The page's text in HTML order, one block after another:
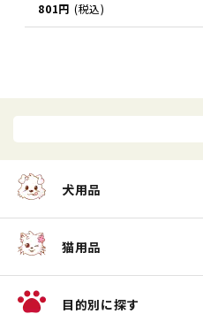
801円 (税込)
犬用品
猫用品
目的別に探す